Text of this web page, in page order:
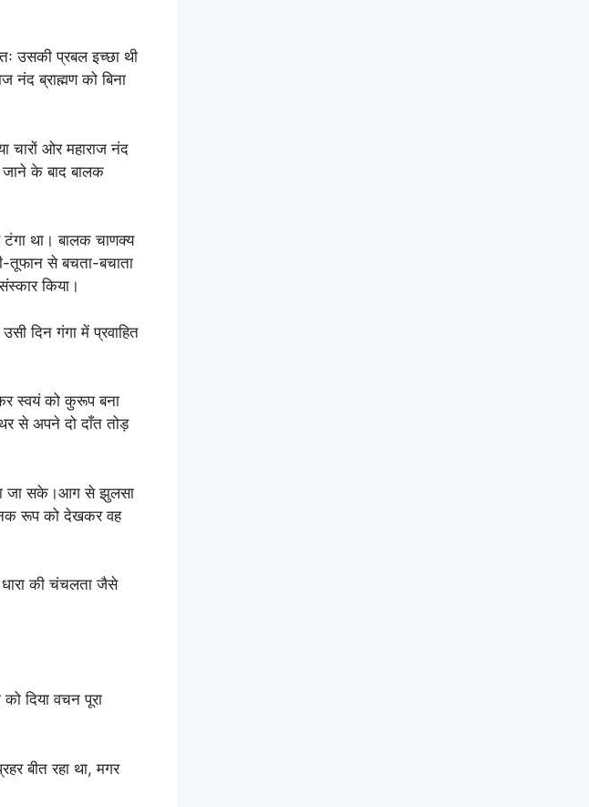
उसकी प्रबल इच्छा थी
ब्राह्मण को बिना
चारों ओर महाराज नंद
के बाद बालक
था। बालक चाणक्य
तूफान से बचता-बचाता
किया।
दिन गंगा में प्रवाहित
स्वयं को कुरूप बना
से अपने दो दाँत तोड़
जा सके।आग से झुलसा
रूप को देखकर वह
की चंचलता जैसे
दिया वचन पूरा
बीत रहा था, मगर